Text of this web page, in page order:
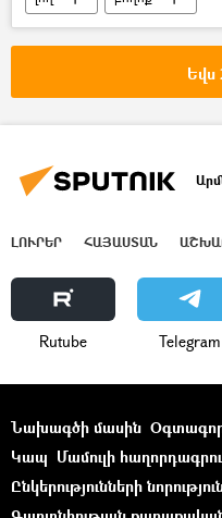
Սևանա լիճ
Եվս
ԼՈՒՐԵՐ ՀԱՅԱՍՏԱՆ
Rutube Telegram
Նախագծի մասին
Կապ Մամուլի
Ընկերությունների